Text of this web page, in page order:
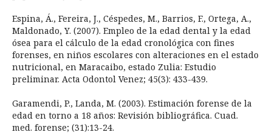
Espina, Á., Fereira, J., Céspedes, M., Barrios, F., Ortega, A.,
Maldonado, Y. (2007). Empleo de la edad dental y la edad
ósea para el cálculo de la edad cronológica con fines
forenses, en niños escolares con alteraciones en el estado
nutricional, en Maracaibo, estado Zulia: Estudio
preliminar. Acta Odontol Venez; 45(3): 433-439.
Garamendi, P., Landa, M. (2003). Estimación forense de la
edad en torno a 18 años: Revisión bibliográfica. Cuad.
med. forense; (31):13-24.